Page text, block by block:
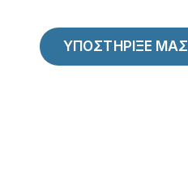
ΥΠΟΣΤΗΡΙΞΕ ΜΑΣ